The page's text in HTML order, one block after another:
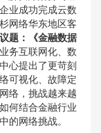
业成功完成云数
网络华东地区客
题：
《金融数据
务互联网化、数
心提出了更苛刻
可视化、故障定
络，挑战越来越
何结合金融行业
的网络挑战。